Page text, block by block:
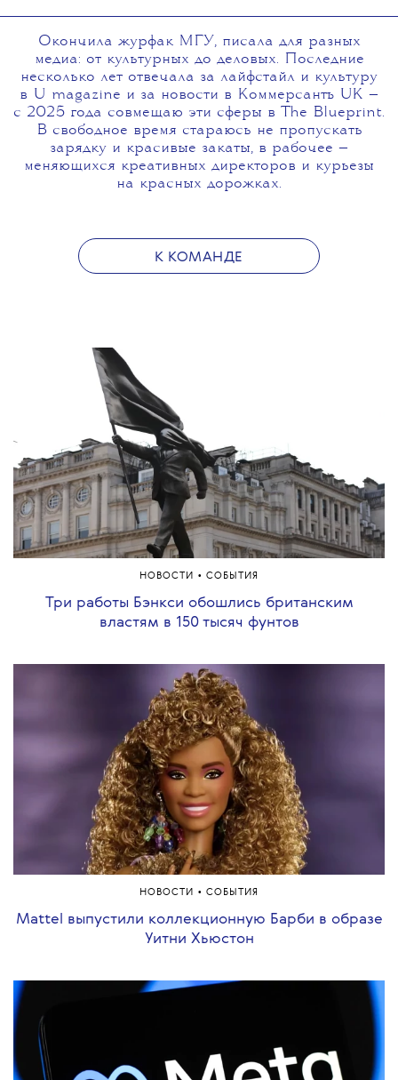
Окончила журфак МГУ, писала для разных
медиа: от культурных до деловых. Последние
несколько лет отвечала за лайфстайл и культуру
в U magazine и за новости в Коммерсантъ UK —
с 2025 года совмещаю эти сферы в The Blueprint.
В свободное время стараюсь не пропускать
зарядку и красивые закаты, в рабочее —
меняющихся креативных директоров и курьезы
на красных дорожках.
К КОМАНДЕ
НОВОСТИ • СОБЫТИЯ
Три работы Бэнкси обошлись британским
властям в 150 тысяч фунтов
НОВОСТИ • СОБЫТИЯ
Mattel выпустили коллекционную Барби в образе
Уитни Хьюстон